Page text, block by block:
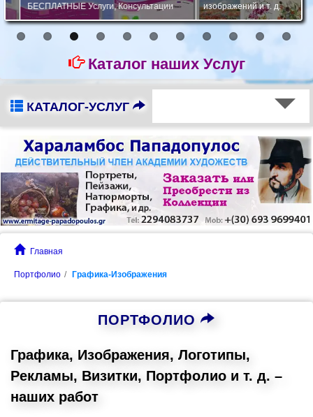
БЕСПЛАТНЫЕ Услуги, Консультации
изображений и т. д.
Каталог наших Услуг
КАТАЛОГ-УСЛУГ
Главная
Портфолио Графика-Изображения
ПОРТФОЛИО
Графика, Изображения, Логотипы,
Рекламы, Визитки, Портфолио и т. д. –
наших работ